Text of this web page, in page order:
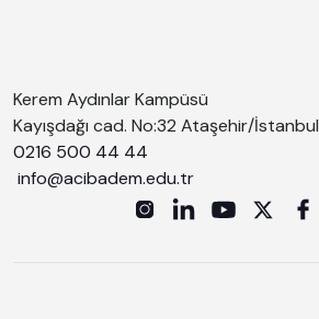
Kerem Aydınlar Kampüsü
Kayışdağı cad. No:32 Ataşehir/İstanbul
0216 500 44 44
info@acibadem.edu.tr